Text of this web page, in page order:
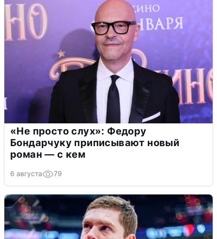
«Не просто слух»: Федору
Бондарчуку приписывают новый
роман — с кем
6 августа 79